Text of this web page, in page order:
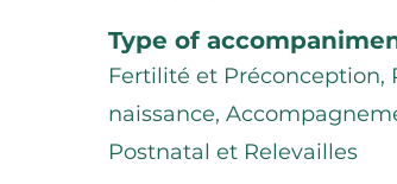
Type of
Fertilité et Préconception,
naissance,
Postnatal et Relevailles